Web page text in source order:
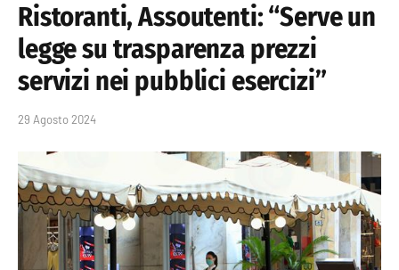
Ristoranti, Assoutenti: “Serve un
legge su trasparenza prezzi
servizi nei pubblici esercizi”
29 Agosto 2024